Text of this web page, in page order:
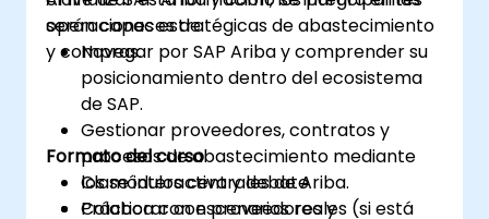
operaciones estratégicas de abastecimiento
y compras.
serán capaces de:
Navegar por SAP Ariba y comprender su
posicionamiento dentro del ecosistema
de SAP.
Gestionar proveedores, contratos y
procesos de abastecimiento mediante
los módulos centrales de Ariba.
Colaborar con proveedores y
Formato del curso
Clase interactiva y debate
Práctica con escenarios reales (si está